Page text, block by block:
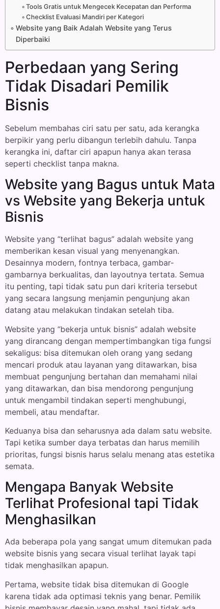
Tools Gratis untuk Mengecek Kecepatan dan Performa
Checklist Evaluasi Mandiri per Kategori
Website yang Baik Adalah Website yang Terus
Diperbaiki
Perbedaan yang Sering
Tidak Disadari Pemilik
Bisnis
Sebelum membahas ciri satu per satu, ada kerangka
berpikir yang perlu dibangun terlebih dahulu. Tanpa
kerangka ini, daftar ciri apapun hanya akan terasa
seperti checklist tanpa makna.
Website yang Bagus untuk Mata
vs Website yang Bekerja untuk
Bisnis
Website yang “terlihat bagus” adalah website yang
memberikan kesan visual yang menyenangkan.
Desainnya modern, fontnya terbaca, gambar-
gambarnya berkualitas, dan layoutnya tertata. Semua
itu penting, tapi tidak satu pun dari kriteria tersebut
yang secara langsung menjamin pengunjung akan
datang atau melakukan tindakan setelah tiba.
Website yang “bekerja untuk bisnis” adalah website
yang dirancang dengan mempertimbangkan tiga fungsi
sekaligus: bisa ditemukan oleh orang yang sedang
mencari produk atau layanan yang ditawarkan, bisa
membuat pengunjung bertahan dan memahami nilai
yang ditawarkan, dan bisa mendorong pengunjung
untuk mengambil tindakan seperti menghubungi,
membeli, atau mendaftar.
Keduanya bisa dan seharusnya ada dalam satu website.
Tapi ketika sumber daya terbatas dan harus memilih
prioritas, fungsi bisnis harus selalu menang atas estetika
semata.
Mengapa Banyak Website
Terlihat Profesional tapi Tidak
Menghasilkan
Ada beberapa pola yang sangat umum ditemukan pada
website bisnis yang secara visual terlihat layak tapi
tidak menghasilkan apapun.
Pertama, website tidak bisa ditemukan di Google
karena tidak ada optimasi teknis yang benar. Pemilik